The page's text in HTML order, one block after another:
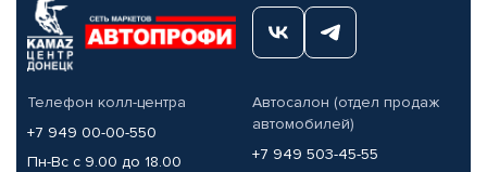
Телефон колл-центра
+7 949 00-00-550
Пн-Вс с 9.00 до 18.00
Автосалон (отдел продаж
автомобилей)
+7 949 503-45-55